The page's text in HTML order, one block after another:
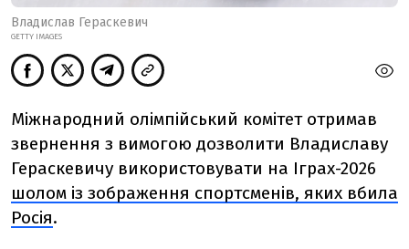
Владислав Гераскевич
GETTY IMAGES
Міжнародний олімпійський комітет отримав
звернення з вимогою дозволити Владиславу
Гераскевичу використовувати на Іграх-2026
шолом із зображення спортсменів, яких вбила
Росія.